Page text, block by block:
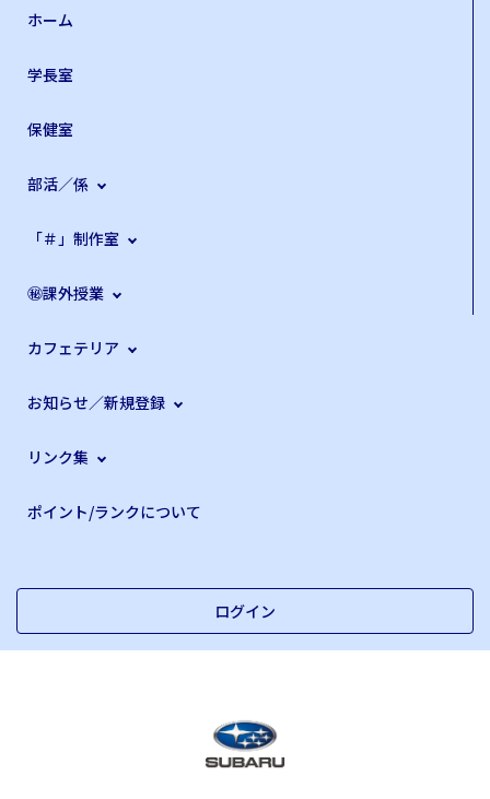
ホーム
学長室
保健室
部活／係
「＃」制作室
㊙課外授業
カフェテリア
お知らせ／新規登録
リンク集
ポイント/ランクについて
ログイン